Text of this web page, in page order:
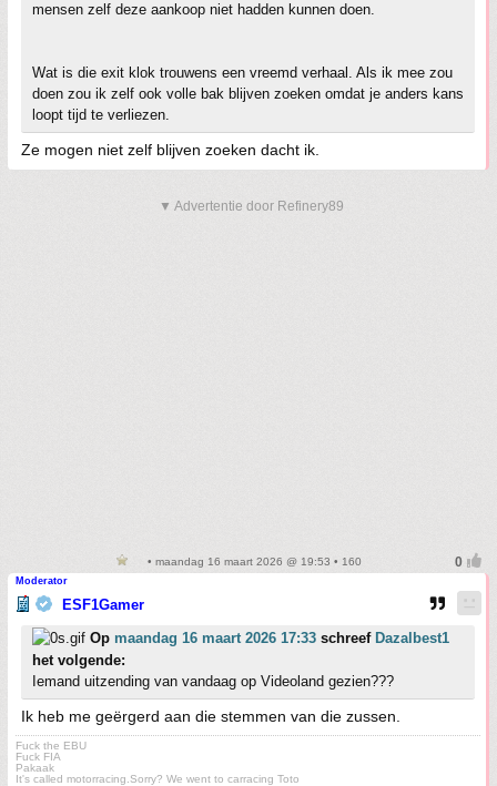
mensen zelf deze aankoop niet hadden kunnen doen.
Wat is die exit klok trouwens een vreemd verhaal. Als ik mee zou
doen zou ik zelf ook volle bak blijven zoeken omdat je anders kans
loopt tijd te verliezen.
Ze mogen niet zelf blijven zoeken dacht ik.
▼ Advertentie door Refinery89
• maandag 16 maart 2026 @ 19:53 • 160
Moderator
ESF1Gamer
Op maandag 16 maart 2026 17:33 schreef Dazalbest1
het volgende:
Iemand uitzending van vandaag op Videoland gezien???
Ik heb me geërgerd aan die stemmen van die zussen.
Fuck the EBU
Fuck FIA
Pakaak
It's called motorracing.Sorry? We went to carracing Toto